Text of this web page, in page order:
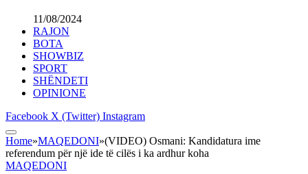
11/08/2024
RAJON
BOTA
SHOWBIZ
SPORT
SHËNDETI
OPINIONE
Facebook X (Twitter) Instagram
Home»MAQEDONI»(VIDEO) Osmani: Kandidatura ime
referendum për një ide të cilës i ka ardhur koha
MAQEDONI